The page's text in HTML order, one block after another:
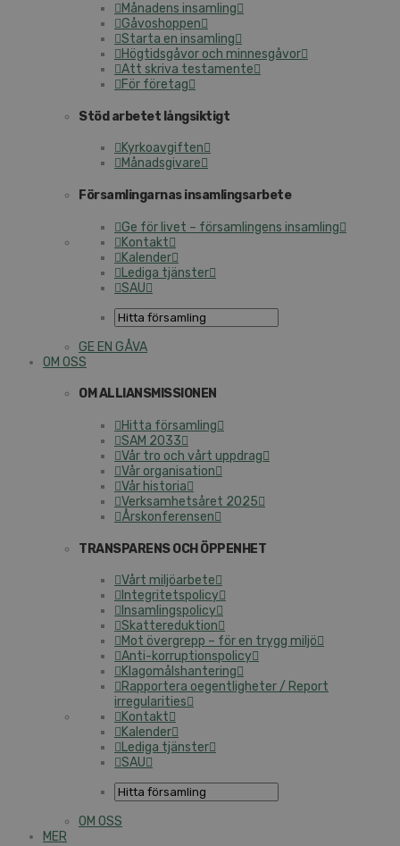
Månadens insamling
Gåvoshoppen
Starta en insamling
Högtidsgåvor och minnesgåvor
Att skriva testamente
För företag
Stöd arbetet långsiktigt
Kyrkoavgiften
Månadsgivare
Församlingarnas insamlingsarbete
Ge för livet – församlingens insamling
Kontakt
Kalender
Lediga tjänster
SAU
GE EN GÅVA
OM OSS
OM ALLIANSMISSIONEN
Hitta församling
SAM 2033
Vår tro och vårt uppdrag
Vår organisation
Vår historia
Verksamhetsåret 2025
Årskonferensen
TRANSPARENS OCH ÖPPENHET
Vårt miljöarbete
Integritetspolicy
Insamlingspolicy
Skattereduktion
Mot övergrepp – för en trygg miljö
Anti-korruptionspolicy
Klagomålshantering
Rapportera oegentligheter / Report
irregularities
Kontakt
Kalender
Lediga tjänster
SAU
OM OSS
MER